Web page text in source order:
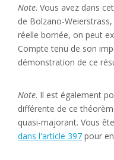
Note. Vous avez dans
de Bolzano-
réelle bornée, on peut
Compte tenu de son
démonstration de ce
Note. Il est également
différente de ce
quasi-majorant. Vous
dans l'article 397 pour